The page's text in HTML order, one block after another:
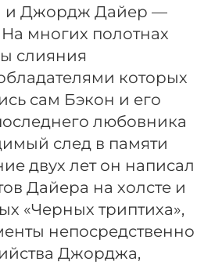
и Джордж Дайер —
многих полотнах
слияния
которых
сам Бэкон и его
любовника
след в памяти
двух лет он написал
Дайера на холсте и
«Черных триптиха»,
непосредственно
Джорджа,